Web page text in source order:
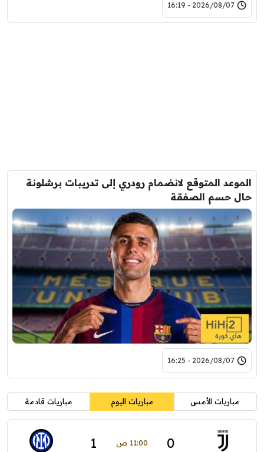
2026/08/07 - 16:19
الموعد المتوقع لانضمام رودري إلى تدريبات برشلونة
حال حسم الصفقة
2026/08/07 - 16:25
مباريات الأمس مباريات اليوم مباريات قادمة
0 11:00 ص 1